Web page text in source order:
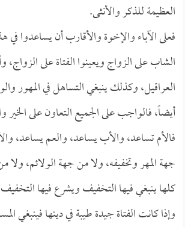
العظيمة للذكر والأنثى.
فعلى الآباء والإخوة والأقارب أن يساعدوا في
الشاب على الزواج ويعينوا الفتاة على الزواج،
العراقيل، وكذلك ينبغي التساهل في المهور
أيضاً، فالواجب على الجميع التعاون على الخير
فالأم تساعد، والأب يساعد، والعم يساعد،
جهة المهر وتخفيفه، ولا من جهة الولائم، ولا
كلها ينبغي فيها التخفيف ويشرع فيها التخفيف
وإذا كانت الفتاة جيدة طيبة في دينها فينبغي